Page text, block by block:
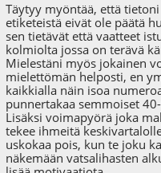
Täytyy myöntää, että
etiketeistä eivät ole päätä
sen tietävät että vaatteet
kolmiolta jossa on terävä
Mielestäni myös jokainen
mielettömän helposti, en
kaikkialla näin isoa
punnertakaa semmoiset
Lisäksi voimapyörä joka
tekee ihmeitä
uskokaa pois, kun te joku
näkemään vatsalihasten